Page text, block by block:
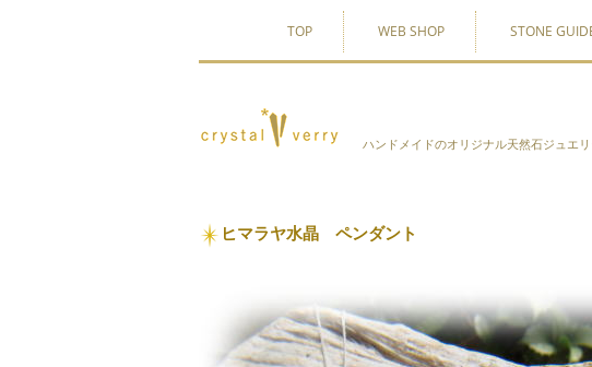
TOP WEB SHOP STONE
ハンドメイドのオリジナル天然石ジュエ
ヒマラヤ水晶 ペンダント